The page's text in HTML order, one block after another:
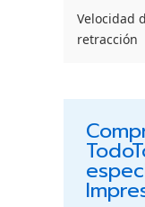
Velocidad
retracción